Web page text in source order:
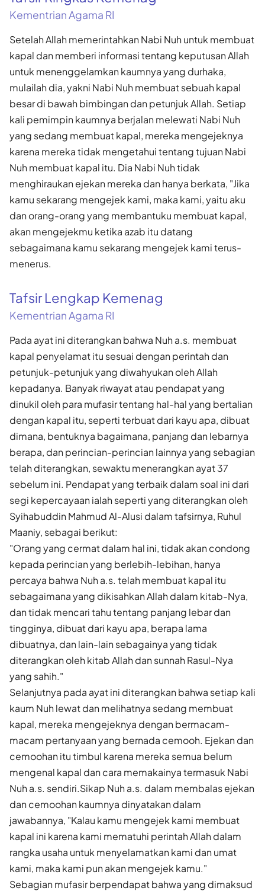
Kementrian Agama RI
Setelah Allah memerintahkan Nabi Nuh untuk membuat
kapal dan memberi informasi tentang keputusan Allah
untuk menenggelamkan kaumnya yang durhaka,
mulailah dia, yakni Nabi Nuh membuat sebuah kapal
besar di bawah bimbingan dan petunjuk Allah. Setiap
kali pemimpin kaumnya berjalan melewati Nabi Nuh
yang sedang membuat kapal, mereka mengejeknya
karena mereka tidak mengetahui tentang tujuan Nabi
Nuh membuat kapal itu. Dia Nabi Nuh tidak
menghiraukan ejekan mereka dan hanya berkata, "Jika
kamu sekarang mengejek kami, maka kami, yaitu aku
dan orang-orang yang membantuku membuat kapal,
akan mengejekmu ketika azab itu datang
sebagaimana kamu sekarang mengejek kami terus-
menerus.
Tafsir Lengkap Kemenag
Kementrian Agama RI
Pada ayat ini diterangkan bahwa Nuh a.s. membuat
kapal penyelamat itu sesuai dengan perintah dan
petunjuk-petunjuk yang diwahyukan oleh Allah
kepadanya. Banyak riwayat atau pendapat yang
dinukil oleh para mufasir tentang hal-hal yang bertalian
dengan kapal itu, seperti terbuat dari kayu apa, dibuat
dimana, bentuknya bagaimana, panjang dan lebarnya
berapa, dan perincian-perincian lainnya yang sebagian
telah diterangkan, sewaktu menerangkan ayat 37
sebelum ini. Pendapat yang terbaik dalam soal ini dari
segi kepercayaan ialah seperti yang diterangkan oleh
Syihabuddin Mahmud Al-Alusi dalam tafsirnya, Ruhul
Maaniy, sebagai berikut:
"Orang yang cermat dalam hal ini, tidak akan condong
kepada perincian yang berlebih-lebihan, hanya
percaya bahwa Nuh a.s. telah membuat kapal itu
sebagaimana yang dikisahkan Allah dalam kitab-Nya,
dan tidak mencari tahu tentang panjang lebar dan
tingginya, dibuat dari kayu apa, berapa lama
dibuatnya, dan lain-lain sebagainya yang tidak
diterangkan oleh kitab Allah dan sunnah Rasul-Nya
yang sahih."
Selanjutnya pada ayat ini diterangkan bahwa setiap kali
kaum Nuh lewat dan melihatnya sedang membuat
kapal, mereka mengejeknya dengan bermacam-
macam pertanyaan yang bernada cemooh. Ejekan dan
cemoohan itu timbul karena mereka semua belum
mengenal kapal dan cara memakainya termasuk Nabi
Nuh a.s. sendiri.Sikap Nuh a.s. dalam membalas ejekan
dan cemoohan kaumnya dinyatakan dalam
jawabannya, "Kalau kamu mengejek kami membuat
kapal ini karena kami mematuhi perintah Allah dalam
rangka usaha untuk menyelamatkan kami dan umat
kami, maka kami pun akan mengejek kamu."
Sebagian mufasir berpendapat bahwa yang dimaksud